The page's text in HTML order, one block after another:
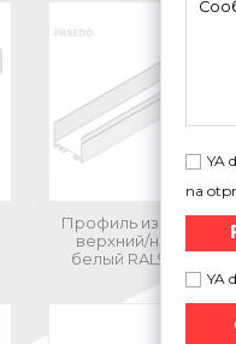
YA
na
YA
Профиль из
верхний/нижний —
белый RAL9016 2002